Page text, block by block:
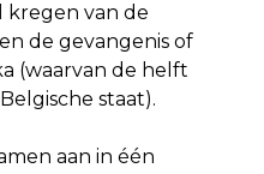
kregen van de
de gevangenis of
(waarvan de helft
staat).
aan in één